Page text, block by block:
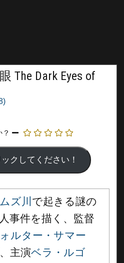
The Dark Eyes of
ズ川 で起きる謎の
事件を描く、監督
ルター・サマー
、主演ベラ・ルゴ